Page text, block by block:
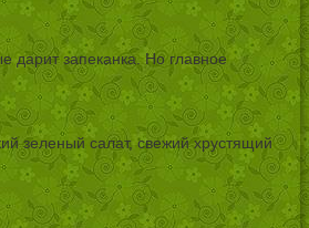
дарит запеканка. Но главное
зеленый салат, свежий хрустящий